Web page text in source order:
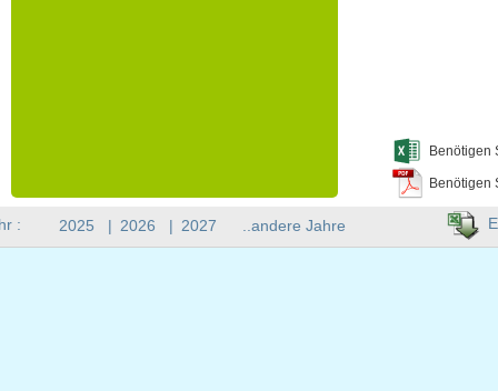
Benötigen
Benötigen
: 2025 | 2026 | 2027 ..andere Jahre